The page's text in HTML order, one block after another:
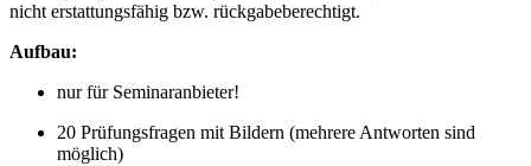
nicht erstattungsfähig bzw. rückgabeberechtigt.
Aufbau:
nur für Seminaranbieter!
20 Prüfungsfragen mit Bildern (mehrere Antworten sind
möglich)